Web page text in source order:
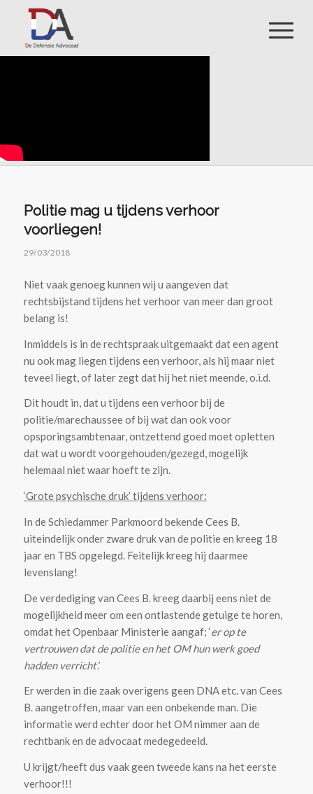
Politie mag u tijdens verhoor
voorliegen!
29/03/2018
Niet vaak genoeg kunnen wij u aangeven dat
rechtsbijstand tijdens het verhoor van meer dan groot
belang is!
Inmiddels is in de rechtspraak uitgemaakt dat een agent
nu ook mag liegen tijdens een verhoor, als hij maar niet
teveel liegt, of later zegt dat hij het niet meende, o.i.d.
Dit houdt in, dat u tijdens een verhoor bij de
politie/marechaussee of bij wat dan ook voor
opsporingsambtenaar, ontzettend goed moet opletten
dat wat u wordt voorgehouden/gezegd, mogelijk
helemaal niet waar hoeft te zijn.
‘Grote psychische druk’ tijdens verhoor:
In de Schiedammer Parkmoord bekende Cees B.
uiteindelijk onder zware druk van de politie en kreeg 18
jaar en TBS opgelegd. Feitelijk kreeg hij daarmee
levenslang!
De verdediging van Cees B. kreeg daarbij eens niet de
mogelijkheid meer om een ontlastende getuige te horen,
omdat het Openbaar Ministerie aangaf; ‘er op te
vertrouwen dat de politie en het OM hun werk goed
hadden verricht’.
Er werden in die zaak overigens geen DNA etc. van Cees
B. aangetroffen, maar van een onbekende man. Die
informatie werd echter door het OM nimmer aan de
rechtbank en de advocaat medegedeeld.
U krijgt/heeft dus vaak geen tweede kans na het eerste
verhoor!!!